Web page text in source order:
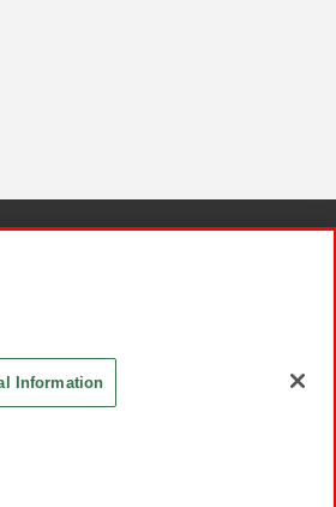
Information